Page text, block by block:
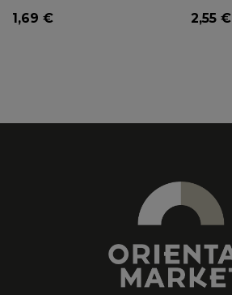
1,69 €
2,55 €